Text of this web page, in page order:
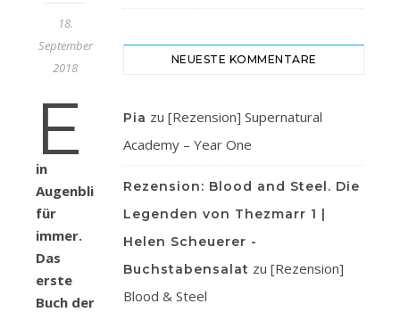
18.
September
2018
E
in
Augenblick
für
immer.
Das
erste
Buch der
NEUESTE KOMMENTARE
Pia zu [Rezension] Supernatural
Academy – Year One
Rezension: Blood and Steel. Die
Legenden von Thezmarr 1 |
Helen Scheuerer -
Buchstabensalat zu [Rezension]
Blood & Steel